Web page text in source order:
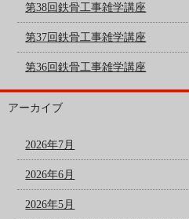
第38回鉄骨工事雑学講座
第37回鉄骨工事雑学講座
第36回鉄骨工事雑学講座
アーカイブ
2026年7月
2026年6月
2026年5月